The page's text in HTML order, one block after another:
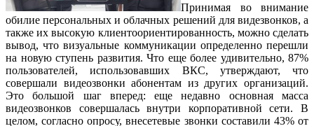
Принимая во внимание
обилие персональных и облачных решений для видезвонков, а
также их высокую клиентоориентированность, можно сделать
вывод, что визуальные коммуникации определенно перешли
на новую ступень развития. Что еще более удивительно, 87%
пользователей, использовавших ВКС, утверждают, что
совершали видеозвонки абонентам из других организаций.
Это большой шаг вперед: еще недавно основная масса
видеозвонков совершалась внутри корпоративной сети. В
целом, согласно опросу, внесетевые звонки составили 43% от